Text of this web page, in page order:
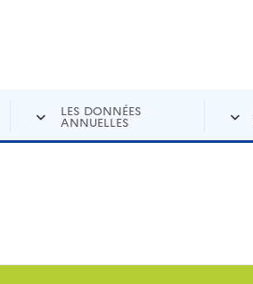
LES DONNÉES
ANNUELLES